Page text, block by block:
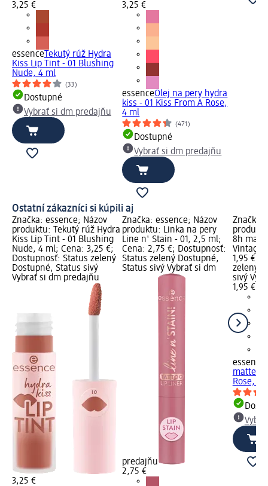
3,25 €
essence Tekutý rúž Hydra
Kiss Lip Tint - 01 Blushing
Nude, 4 ml
(33)
Dostupné
Vybrať si dm predajňu
3,25 €
essenceOlej na pery hydra
kiss - 01 Kiss From A Rose,
4 ml
(471)
Dostupné
Vybrať si dm predajňu
Ostatní zákazníci si kúpili aj
Značka: essence; Názov
produktu: Tekutý rúž Hydra
Kiss Lip Tint - 01 Blushing
Nude, 4 ml; Cena: 3,25 €;
Dostupnosť: Status zelený
Dostupné, Status sivý
Vybrať si dm predajňu
3,25 €
Značka: essence; Názov
produktu: Linka na pery
Line n' Stain - 01, 2,5 ml;
Cena: 2,75 €; Dostupnosť:
Status zelený Dostupné,
Status sivý Vybrať si dm
predajňu
2,75 €
Značka:
8h
Vintage
1,95 €;
zelený
sivý
1,95 €
essence
matte
Rose,